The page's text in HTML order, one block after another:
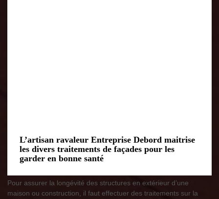
L’artisan ravaleur Entreprise Debord maitrise
les divers traitements de façades pour les
garder en bonne santé
Pour assurer la longévité des structures en extérieur d’une
maison ou construction, il faut effectuer des traitements sur la